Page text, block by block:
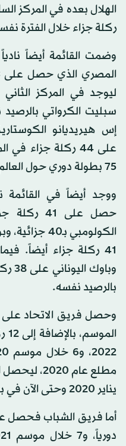
ركلة جزاء خلال الفترة
وضمت القائمة أيضاً
ليوجد في المركز
سبليت الكرواتي
إس هيريديانو
على 44 ركلة جزاء
75 بطولة دوري حول العالم.
ووجد أيضاً في القائمة
حصل على
الكولومبي
41 ركلة جزاء أيضاً.
بالرصيد نفسه.
يناير 2020 وحتى الآن في بطولات الدوري.